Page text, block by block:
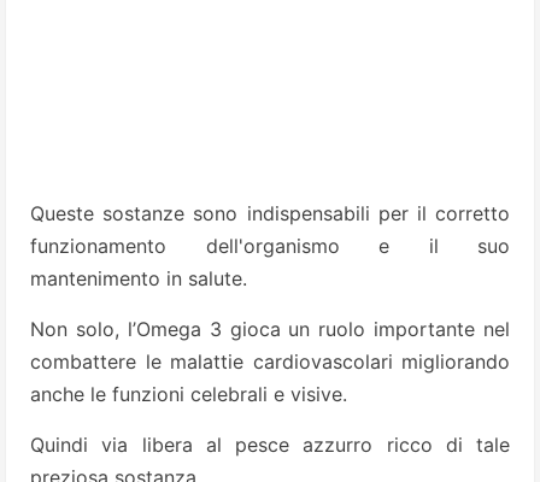
Queste sostanze sono indispensabili per il corretto
funzionamento dell'organismo e il suo
mantenimento in salute.
Non solo, l’Omega 3 gioca un ruolo importante nel
combattere le malattie cardiovascolari migliorando
anche le funzioni celebrali e visive.
Quindi via libera al pesce azzurro ricco di tale
preziosa sostanza.